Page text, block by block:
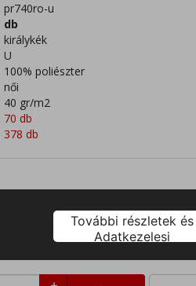
pr740ro-u
db
királykék
U
100% poliészter
női
40 gr/m2
70 db
378 db